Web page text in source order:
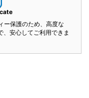
ー保護のため、高度な
安心してご利用できま